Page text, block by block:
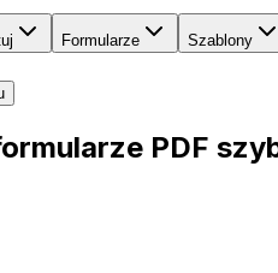
Formularze Szablony
PDF